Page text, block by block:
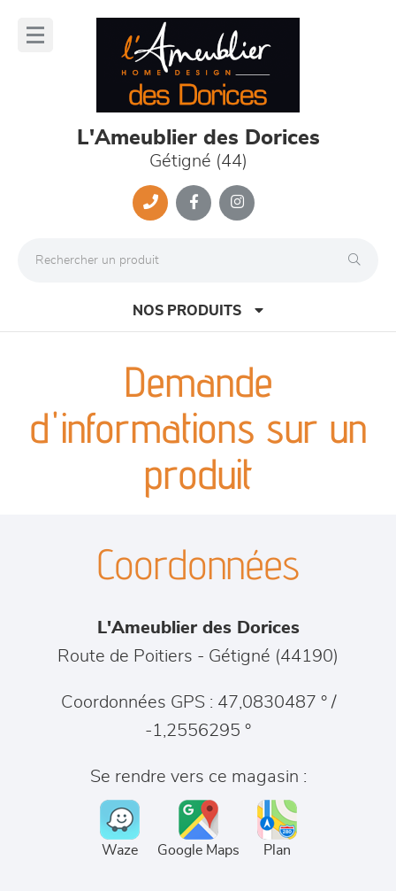
L'Ameublier des Dorices
Gétigné (44)
NOS PRODUITS
canapés et fauteuils
séjours
meubles de complément
chambres et dressing
outdoor
décoration
Demande
d'informations sur un
produit
Coordonnées
L'Ameublier des Dorices
Route de Poitiers - Gétigné (44190)
Coordonnées GPS : 47,0830487 ° /
-1,2556295 °
Se rendre vers ce magasin :
Waze Google Maps Plan